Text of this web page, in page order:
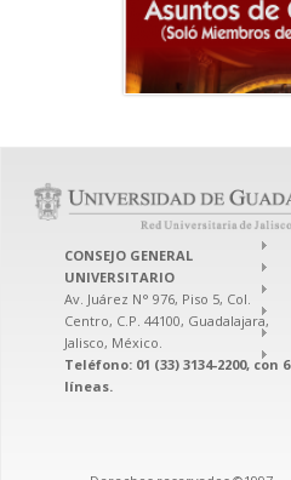
CONSEJO GENERAL
UNIVERSITARIO
Av. Juárez N° 976, Piso 5, Col.
Centro, C.P. 44100, Guadalajara,
Jalisco, México.
Teléfono: 01 (33) 3134-2200, con 6
líneas.